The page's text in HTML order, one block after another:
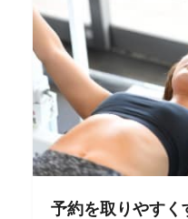
予約を取りやすく